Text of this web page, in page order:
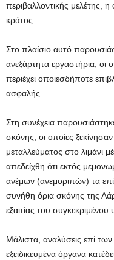
περιβαλλοντικής μελέτης,
κράτος.
Στο πλαίσιο αυτό
ανεξάρτητα εργαστήρια, οι
περιέχει οποιεσδήποτε
ασφαλής.
Στη συνέχεια
σκόνης, οι οποίες
μεταλλεύματος στο λιμάνι
απεδείχθη ότι εκτός
ανέμων (ανεμοριπών) τα
συνήθη όρια σκόνης της
εξαιτίας του συγκεκριμένου
Μάλιστα, αναλύσεις επί
εξειδικευμένα όργανα